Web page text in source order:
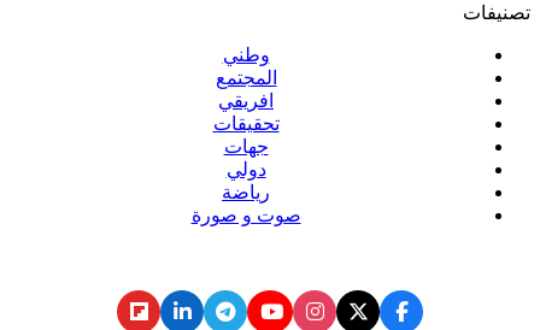
تصنيفات
وطني
المجتمع
افريقي
تحقيقات
جهات
دولي
رياضة
صوت و صورة